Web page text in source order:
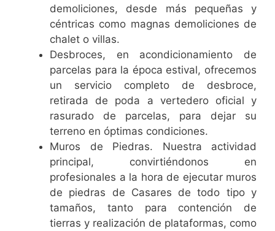
demoliciones, desde más pequeñas y
céntricas como magnas demoliciones de
chalet o villas.
Desbroces, en acondicionamiento de
parcelas para la época estival, ofrecemos
un servicio completo de desbroce,
retirada de poda a vertedero oficial y
rasurado de parcelas, para dejar su
terreno en óptimas condiciones.
Muros de Piedras. Nuestra actividad
principal, convirtiéndonos en
profesionales a la hora de ejecutar muros
de piedras de Casares de todo tipo y
tamaños, tanto para contención de
tierras y realización de plataformas, como